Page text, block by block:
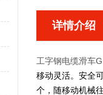
详情介绍
工字钢电缆滑车
移动灵活。安全
个，随移动机械